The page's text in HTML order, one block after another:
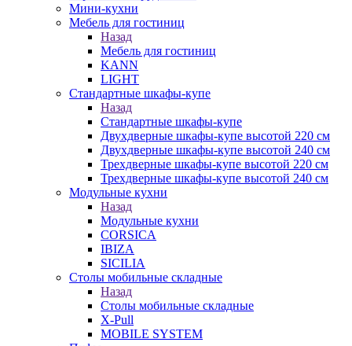
Мини-кухни
Мебель для гостиниц
Назад
Мебель для гостиниц
KANN
LIGHT
Стандартные шкафы-купе
Назад
Стандартные шкафы-купе
Двухдверные шкафы-купе высотой 220 см
Двухдверные шкафы-купе высотой 240 см
Трехдверные шкафы-купе высотой 220 см
Трехдверные шкафы-купе высотой 240 см
Модульные кухни
Назад
Модульные кухни
CORSICA
IBIZA
SICILIA
Столы мобильные складные
Назад
Столы мобильные складные
X-Pull
MOBILE SYSTEM